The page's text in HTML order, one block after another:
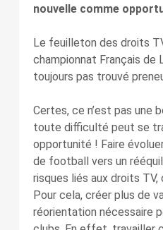
nouvelle comme
Le feuilleton des droits
championnat Français de
toujours pas trouvé
Certes, ce n’est pas une
toute difficulté peut se
opportunité ! Faire
de football vers un
risques liés aux droits TV,
Pour cela, créer plus de
réorientation nécessaire